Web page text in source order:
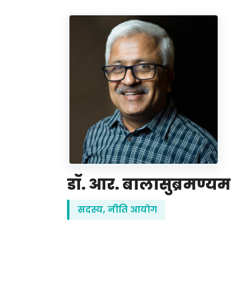
डॉ. आर. बालासुब्रमण्यम
सदस्य, नीति आयोग